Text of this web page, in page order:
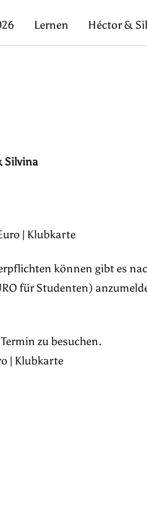
Lernen Héctor &
Silvina
| Klubkarte
können gibt es
für Studenten)
zu besuchen.
| Klubkarte